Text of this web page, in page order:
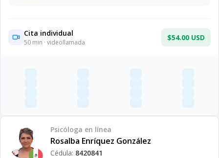
Cita individual
50 min · videollamada
$54.00 USD
Psicóloga en línea
Rosalba Enríquez González
Cédula: 8420841